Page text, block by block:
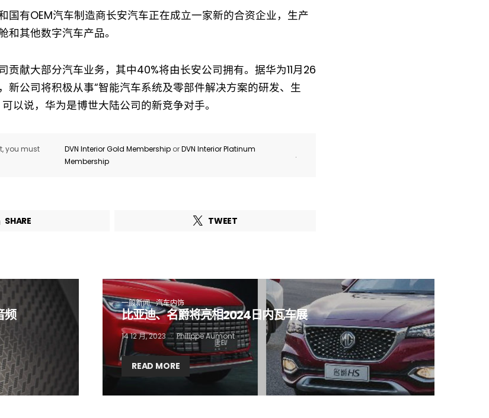
国有OEM汽车制造商长安汽车正在成立一家新的合资企业，生产
和其他数字汽车产品。
贡献大部分汽车业务，其中40%将由长安公司拥有。据华为11月26
新公司将积极从事“智能汽车系统及零部件解决方案的研发、生
以说，华为是博世大陆公司的新竞争对手。
you must
DVN Interior Gold MembershiporDVN Interior Platinum
Membership
.
SHARE TWEET
频
一般新闻 汽车内饰
比亚迪、名爵将亮相2024日内瓦车展
14 12 月, 2023 Philippe Aumont
READ MORE
DVN member?
Last name*
newsletter
Sensing & Applications newsletter
this box, you agree to our terms of useand consent to the
submitted data.